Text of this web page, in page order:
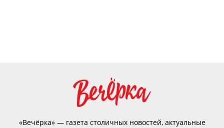
«Вечёрка» — газета столичных новостей, актуальные